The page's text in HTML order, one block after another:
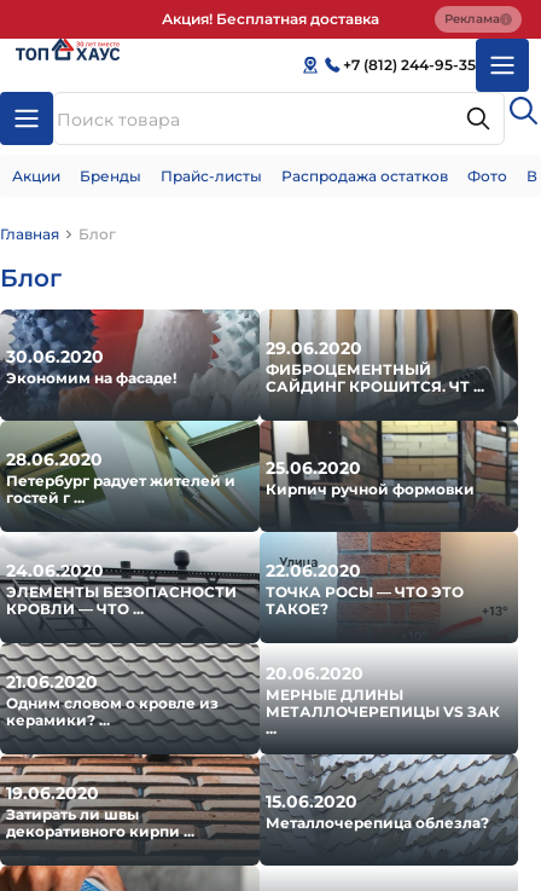
Акция! Бесплатная доставка Реклама
+7 (812) 244-95-35
Акции Бренды Прайс-листы Распродажа остатков Фото
Главная Блог
Блог
30.06.2020
Экономим на фасаде!
29.06.2020
ФИБРОЦЕМЕНТНЫЙ
САЙДИНГ КРОШИТСЯ. ЧТ ...
28.06.2020
Петербург радует жителей и
гостей г ...
25.06.2020
Кирпич ручной формовки
24.06.2020
ЭЛЕМЕНТЫ БЕЗОПАСНОСТИ
КРОВЛИ — ЧТО ...
22.06.2020
ТОЧКА РОСЫ ― ЧТО ЭТО
ТАКОЕ?­­­
21.06.2020
Одним словом о кровле из
керамики? ...
20.06.2020
МЕРНЫЕ ДЛИНЫ
МЕТАЛЛОЧЕРЕПИЦЫ VS ЗАК
...
19.06.2020
Затирать ли швы
декоративного кирпи ...
15.06.2020
Металлочерепица облезла?